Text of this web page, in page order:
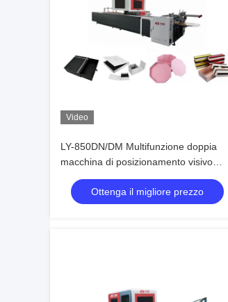
Video
LY-850DN/DM Multifunzione doppia
macchina di posizionamento visivo
doppia macchina di produzione di
scatoleOttenga il migliore prezzo